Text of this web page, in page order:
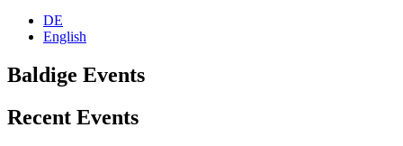
DE
English
Baldige Events
Recent Events